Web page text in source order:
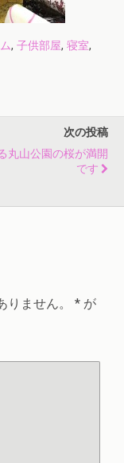
, 子供部屋, 寝室,
次の投稿
丸山公園の桜が満開
です
ません。 * が